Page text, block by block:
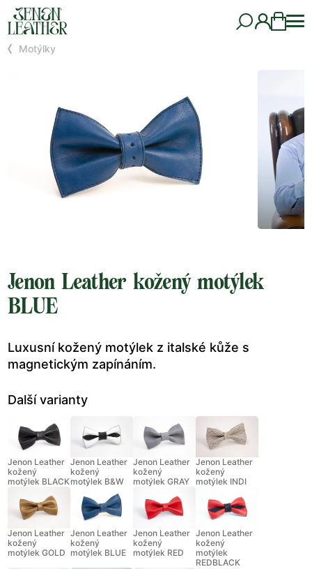
Motýlky
Jenon Leather kožený motýlek
BLUE
Luxusní kožený motýlek z italské kůže s
magnetickým zapínáním.
Další varianty
Jenon Leather
kožený
motýlek BLACK
Jenon Leather
kožený
motýlek B&W
Jenon Leather
kožený
motýlek GRAY
Jenon Leather
kožený
motýlek INDI
Jenon Leather
kožený
motýlek GOLD
Jenon Leather
kožený
motýlek BLUE
Jenon Leather
kožený
motýlek RED
Jenon Leather
kožený
motýlek
REDBLACK